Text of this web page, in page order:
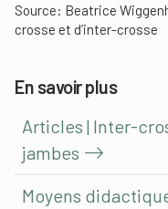
Source: Beatrice
crosse et d’inter-crosse
En savoir plus
Articles | Inter-
jambes
Moyens